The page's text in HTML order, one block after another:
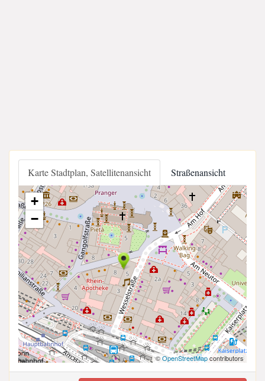
Karte Stadtplan, Satellitenansicht Straßenansicht
+
−
©OpenStreetMapcontributors